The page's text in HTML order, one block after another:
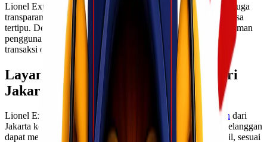
Lionel Express tidak hanya menawarkan harga bersaing tapi juga
transparansi dalam biaya sehingga pelanggan tidak akan merasa
tertipu. Dengan pelayanan yang ramah dan responsif, pengalaman
pengguna pun jadi semakin menyenangkan saat melakukan
transaksi ekspedisi cargo murah Jakarta Serang ini.
Layanan Ekspedisi Cargo Murah dari
Jakarta ke Serang
Lionel Express menawarkan layanan ekspedisi cargo murah dari
Jakarta ke Serang dengan berbagai pilihan yang fleksibel. Pelanggan
dapat mengirimkan barang dalam jumlah besar maupun kecil, sesuai